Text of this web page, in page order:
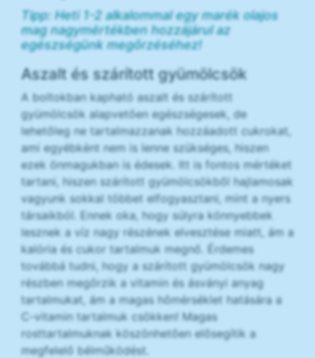
Tipp: Heti 1-2 alkalommal egy marék olajos
mag nagymértékben hozzájárul az
egészségünk megőrzéséhez!
Aszalt és szárított gyümölcsök
A boltokban kapható aszalt és szárított
gyümölcsök alapvetően egészségesek, de
lehetőleg ne tartalmazzanak hozzáadott cukrokat,
ami egyébként nem is lenne szükséges, hiszen
ezek önmagukban is édesek. Itt is fontos mértéket
tartani, hiszen szárított gyümölcsökből hajlamosak
vagyunk sokkal többet elfogyasztani, mint a nyers
társaikból. Ennek oka, hogy súlyra könnyebbek
lesznek a víz nagy részének elvesztése miatt, ám a
kalória és cukor tartalmuk megnő. Érdemes
továbbá tudni, hogy a szárított gyümölcsök nagy
részben megőrzik a vitamin és ásványi anyag
tartalmukat, ám a magas hőmérséklet hatására a
C-vitamin tartalmuk csökken! Magas
rosttartalmuknak köszönhetően elősegítik a
megfelelő bélműködést.